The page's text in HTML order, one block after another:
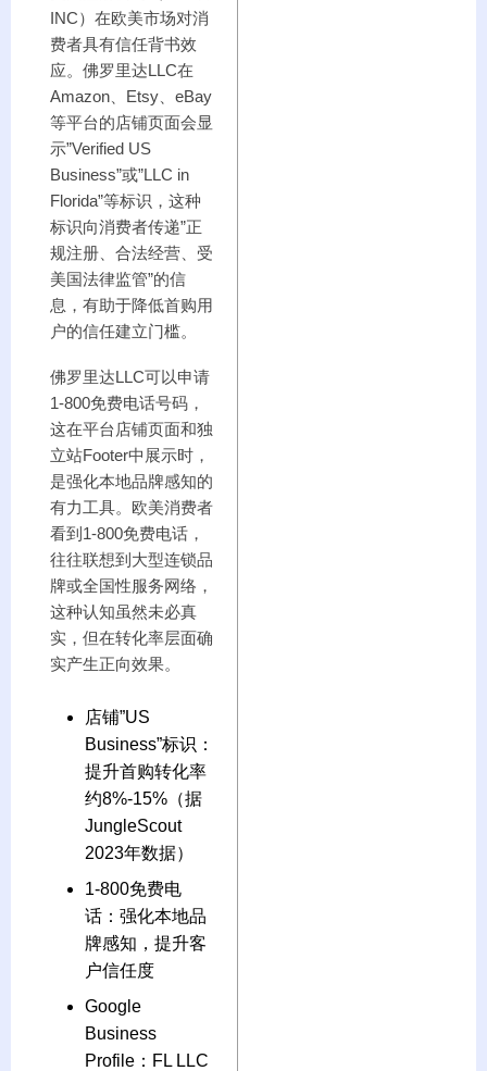
INC）在欧美市场对消
费者具有信任背书效
应。佛罗里达LLC在
Amazon、Etsy、eBay
等平台的店铺页面会显
示”Verified US
Business”或”LLC in
Florida”等标识，这种
标识向消费者传递”正
规注册、合法经营、受
美国法律监管”的信
息，有助于降低首购用
户的信任建立门槛。
佛罗里达LLC可以申请
1-800免费电话号码，
这在平台店铺页面和独
立站Footer中展示时，
是强化本地品牌感知的
有力工具。欧美消费者
看到1-800免费电话，
往往联想到大型连锁品
牌或全国性服务网络，
这种认知虽然未必真
实，但在转化率层面确
实产生正向效果。
店铺”US
Business”标识：
提升首购转化率
约8%-15%（据
JungleScout
2023年数据）
1-800免费电
话：强化本地品
牌感知，提升客
户信任度
Google
Business
Profile：FL LLC